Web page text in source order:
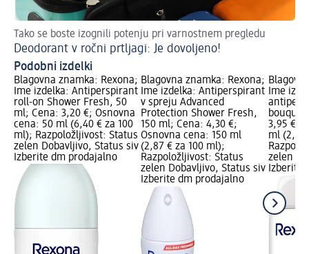
Tako se boste izognili potenju pri varnostnem pregledu
Deodorant v ročni prtljagi: Je dovoljeno!
Podobni izdelki
Blagovna znamka: Rexona;
Ime izdelka: Antiperspirant
roll-on Shower Fresh, 50
ml; Cena: 3,20 €; Osnovna
cena: 50 ml (6,40 € za 100
ml); Razpoložljivost: Status
zelen Dobavljivo, Status siv
Izberite dm prodajalno
Blagovna znamka: Rexona;
Ime izdelka: Antiperspirant
v spreju Advanced
Protection Shower Fresh,
150 ml; Cena: 4,30 €;
Osnovna cena: 150 ml
(2,87 € za 100 ml);
Razpoložljivost: Status
zelen Dobavljivo, Status siv
Izberite dm prodajalno
Ime
3,95 €;
ml (2,63
zelen
Izberite